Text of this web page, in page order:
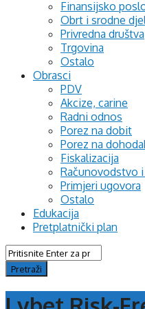
Finansijsko
Obrt i srodne
Privredna društva
Trgovina
Ostalo
Obrasci
PDV
Akcize, carine
Radni odnos
Porez na dobit
Porez na
Fiskalizacija
Računovodstvo
Primjeri ugovora
Ostalo
Edukacija
Pretplatnički plan